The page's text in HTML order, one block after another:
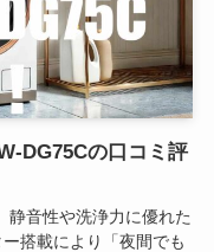
DG75Cの口コミ評
静音性や洗浄力に優れた
搭載により「夜間でも